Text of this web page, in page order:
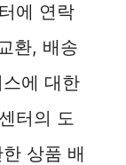
에 연락
환, 배송
에 대한
터의 도
상품 배